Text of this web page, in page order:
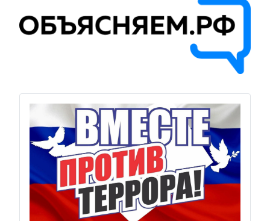
Previous Next